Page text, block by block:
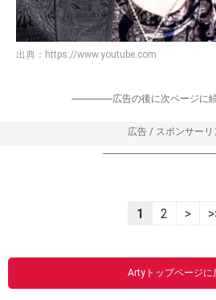
出典： https://www.youtube.com
-----------------広告の後に次ページに
広告 / スポンサーリ
1 2 >
Artyトップページに